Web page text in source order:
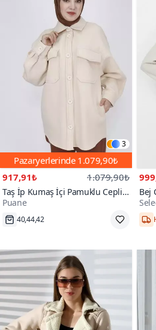
3
Pazaryerlerinde 1.079,90₺
917,91₺
1.079,90₺
Taş İp Kumaş İçi Pamuklu Cepli
Ceket
Puane
40,44,42
Bej